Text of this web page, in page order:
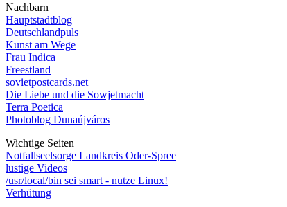
Nachbarn
Hauptstadtblog
Deutschlandpuls
Kunst am Wege
Frau Indica
Freestland
sovietpostcards.net
Die Liebe und die Sowjetmacht
Terra Poetica
Photoblog Dunaújváros
Wichtige Seiten
Notfallseelsorge Landkreis Oder-Spree
lustige Videos
/usr/local/bin sei smart - nutze Linux!
Verhütung